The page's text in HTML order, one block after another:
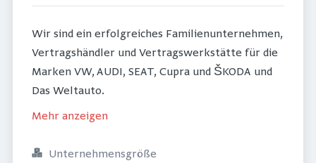
Wir sind ein erfolgreiches Familienunternehmen,
Vertragshändler und Vertragswerkstätte für die
Marken VW, AUDI, SEAT, Cupra und ŠKODA und
Das Weltauto.
Mehr anzeigen
Unternehmensgröße